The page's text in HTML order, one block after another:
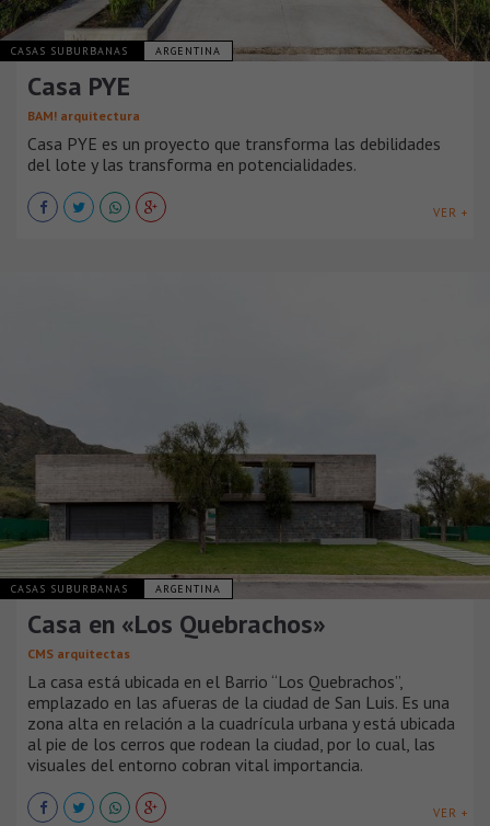
CASAS SUBURBANAS ARGENTINA
Casa PYE
BAM! arquitectura
Casa PYE es un proyecto que transforma las debilidades
del lote y las transforma en potencialidades.
VER +
CASAS SUBURBANAS ARGENTINA
Casa en «Los Quebrachos»
CMS arquitectas
La casa está ubicada en el Barrio “Los Quebrachos”,
emplazado en las afueras de la ciudad de San Luis. Es una
zona alta en relación a la cuadrícula urbana y está ubicada
al pie de los cerros que rodean la ciudad, por lo cual, las
visuales del entorno cobran vital importancia.
VER +